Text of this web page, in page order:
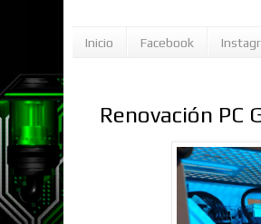
Inicio Facebook
Renovación PC